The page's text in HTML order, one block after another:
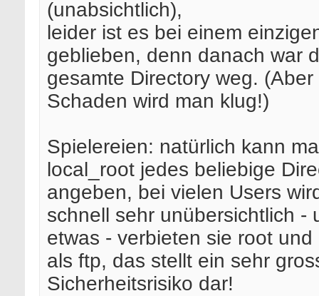
(unabsichtlich),
leider ist es bei einem
geblieben, denn danach war
gesamte Directory weg. (Aber
Schaden wird man klug!)
Spielereien: natürlich kann
local_root jedes beliebige
angeben, bei vielen Users
schnell sehr unübersichtlich -
etwas - verbieten sie root und
als ftp, das stellt ein sehr
Sicherheitsrisiko dar!